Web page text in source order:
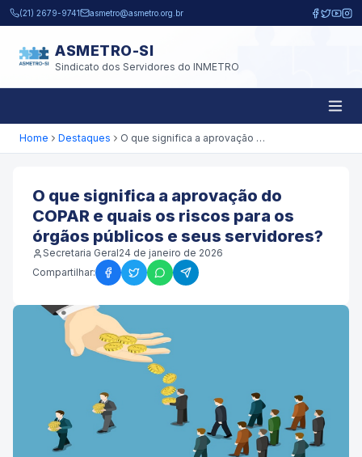
Pular para o conteúdo principal
(21) 2679-9741 asmetro@asmetro.org.br
ASMETRO-SI
Sindicato dos Servidores do INMETRO
Home Destaques O que significa a aprovação do COPAR e quais os riscos para os órgãos públicos e seus servidores?
O que significa a aprovação do
COPAR e quais os riscos para os
órgãos públicos e seus servidores?
Secretaria Geral24 de janeiro de 2026
Compartilhar: